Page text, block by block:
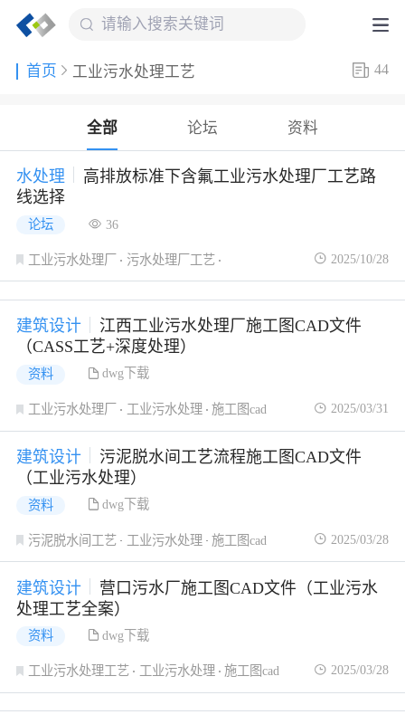
首页 工业污水处理工艺 44
全部 论坛 资料
水处理
高排放标准下含氟工业污水处理厂工艺路
线选择
论坛 36
工业污水处理厂
污水处理厂工艺
工业污水处理
2025/10/28
建筑设计
江西工业污水处理厂施工图CAD文件
（CASS工艺+深度处理）
资料 dwg下载
工业污水处理厂 工业污水处理 施工图cad 2025/03/31
建筑设计
污泥脱水间工艺流程施工图CAD文件
（工业污水处理）
资料 dwg下载
污泥脱水间工艺 工业污水处理 施工图cad 2025/03/28
建筑设计
营口污水厂施工图CAD文件（工业污水
处理工艺全案）
资料 dwg下载
工业污水处理工艺 工业污水处理 施工图cad 2025/03/28